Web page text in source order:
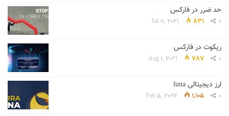
حد ضرر در فارکس
Jul 11, 2021 831 0
ریکوت در فارکس
Aug 1, 2021 787 0
ارز دیجیتالی luna
Feb 5, 2022 1,105 0